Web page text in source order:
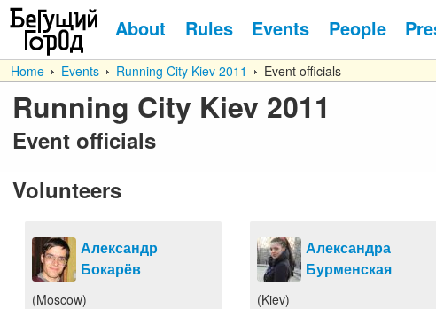
About Rules Events People
Home Events Running City Kiev 2011 Event officials
Running City Kiev 2011
Event officials
Volunteers
Александр
Бокарёв
(Moscow)
Александра
Бурменская
(Kiev)